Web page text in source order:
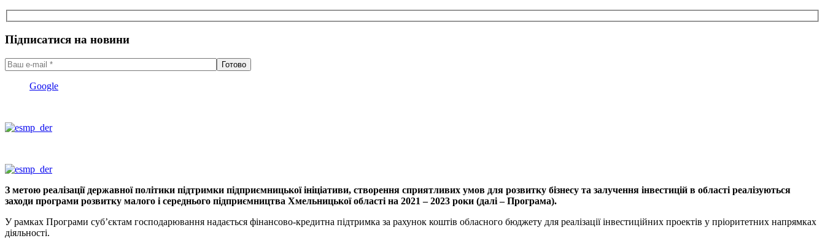
Підписатися на новини
Google
З метою реалізації державної політики підтримки підприємницької ініціативи, створення сприятливих умов для розвитку бізнесу та залучення інвестицій в області реалізуються
заходи програми розвитку малого і середнього підприємництва Хмельницької області на 2021 – 2023 роки (далі – Програма).
У рамках Програми суб’єктам господарювання надається фінансово-кредитна підтримка за рахунок коштів обласного бюджету для реалізації інвестиційних проектів у пріоритетних напрямках
діяльності.